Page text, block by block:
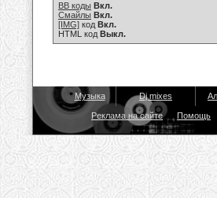
BB коды Вкл.
Смайлы Вкл.
[IMG] код Вкл.
HTML код Выкл.
Музыка Dj mixes
Реклама на сайте Помощь